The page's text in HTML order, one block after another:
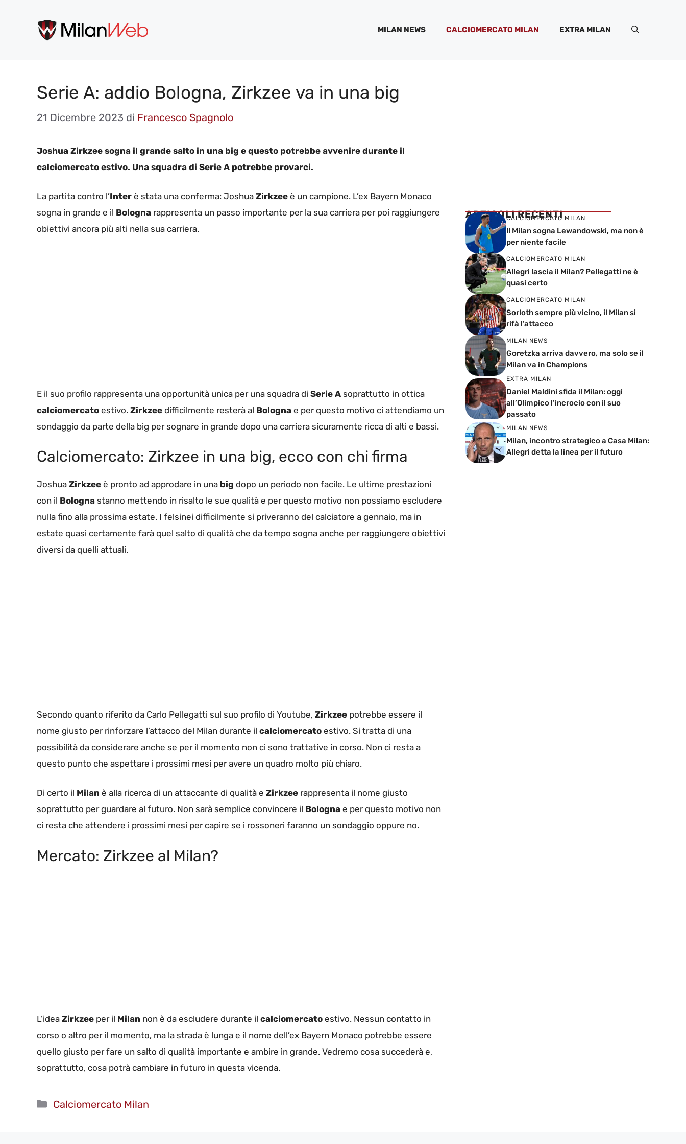
MILAN NEWS CALCIOMERCATO MILAN EXTRA MILAN
Serie A: addio Bologna, Zirkzee va in una big
21 Dicembre 2023 di Francesco Spagnolo
Joshua Zirkzee sogna il grande salto in una big e questo potrebbe avvenire durante il
calciomercato estivo. Una squadra di Serie A potrebbe provarci.
La partita contro l’Inter è stata una conferma: Joshua Zirkzee è un campione. L’ex Bayern Monaco
sogna in grande e il Bologna rappresenta un passo importante per la sua carriera per poi raggiungere
obiettivi ancora più alti nella sua carriera.
E il suo profilo rappresenta una opportunità unica per una squadra di Serie A soprattutto in ottica
calciomercato estivo. Zirkzee difficilmente resterà al Bologna e per questo motivo ci attendiamo un
sondaggio da parte della big per sognare in grande dopo una carriera sicuramente ricca di alti e bassi.
Calciomercato: Zirkzee in una big, ecco con chi firma
Joshua Zirkzee è pronto ad approdare in una big dopo un periodo non facile. Le ultime prestazioni
con il Bologna stanno mettendo in risalto le sue qualità e per questo motivo non possiamo escludere
nulla fino alla prossima estate. I felsinei difficilmente si priveranno del calciatore a gennaio, ma in
estate quasi certamente farà quel salto di qualità che da tempo sogna anche per raggiungere obiettivi
diversi da quelli attuali.
Secondo quanto riferito da Carlo Pellegatti sul suo profilo di Youtube, Zirkzee potrebbe essere il
nome giusto per rinforzare l’attacco del Milan durante il calciomercato estivo. Si tratta di una
possibilità da considerare anche se per il momento non ci sono trattative in corso. Non ci resta a
questo punto che aspettare i prossimi mesi per avere un quadro molto più chiaro.
Di certo il Milan è alla ricerca di un attaccante di qualità e Zirkzee rappresenta il nome giusto
soprattutto per guardare al futuro. Non sarà semplice convincere il Bologna e per questo motivo non
ci resta che attendere i prossimi mesi per capire se i rossoneri faranno un sondaggio oppure no.
Mercato: Zirkzee al Milan?
L’idea Zirkzee per il Milan non è da escludere durante il calciomercato estivo. Nessun contatto in
corso o altro per il momento, ma la strada è lunga e il nome dell’ex Bayern Monaco potrebbe essere
quello giusto per fare un salto di qualità importante e ambire in grande. Vedremo cosa succederà e,
soprattutto, cosa potrà cambiare in futuro in questa vicenda.
Categorie
Calciomercato Milan
ARTICOLI RECENTI
CALCIOMERCATO MILAN
Il Milan sogna Lewandowski, ma non è
per niente facile
CALCIOMERCATO MILAN
Allegri lascia il Milan? Pellegatti ne è
quasi certo
CALCIOMERCATO MILAN
Sorloth sempre più vicino, il Milan si
rifà l’attacco
MILAN NEWS
Goretzka arriva davvero, ma solo se il
Milan va in Champions
EXTRA MILAN
Daniel Maldini sfida il Milan: oggi
all’Olimpico l’incrocio con il suo
passato
MILAN NEWS
Milan, incontro strategico a Casa Milan:
Allegri detta la linea per il futuro